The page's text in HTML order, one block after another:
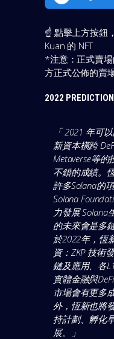
☝️ 點擊上方按鈕
Kuan 的 NFT
*注意：正式賣
方正式公佈的賣
2022 PREDICTION
「 2021 年可
新資本橫跨
Metaverse等
不錯的成績。
許多Solana的
Solana
力發展 Solana
的未來會是多
於2022年，恆
資：ZKP 技術
鏈及應用、各
實體金融與
市場會有更多
外，恆新也將
持計劃、孵化
展。
」